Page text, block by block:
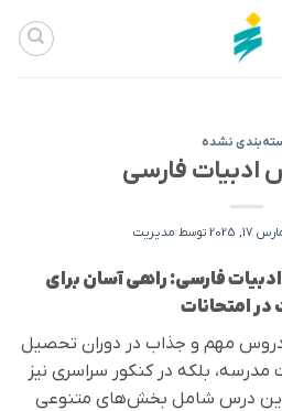
نشده
ادبیات فارسی
17, 2025 توسط مدیریت
فارسی: راهی آسان برای
امتحانات
مهم و جذاب در دوران تحصیل
مدرسه، بلکه در کنکور سراسری نیز
این درس شامل بخش‌های متنوعی